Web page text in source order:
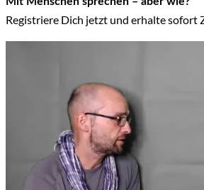
Registriere Dich jetzt und erhalte sofort